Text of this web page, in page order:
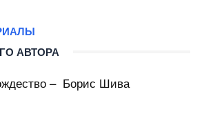
АВТОРА
– Борис Шива